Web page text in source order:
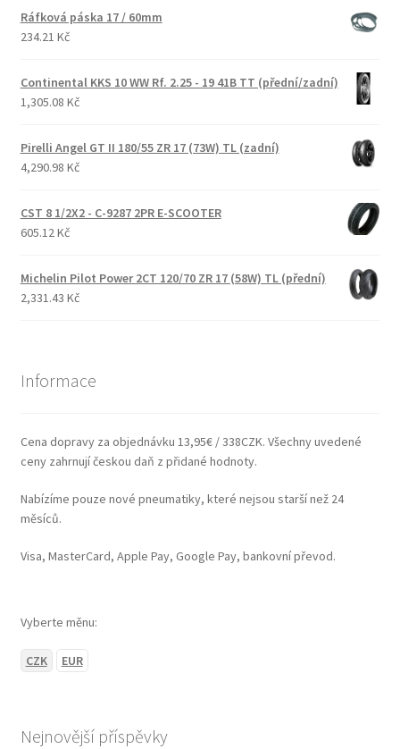
Ráfková páska 17 / 60mm
234.21 Kč
Continental KKS 10 WW Rf. 2.25 - 19 41B TT (přední/zadní)
1,305.08 Kč
Pirelli Angel GT II 180/55 ZR 17 (73W) TL (zadní)
4,290.98 Kč
CST 8 1/2X2 - C-9287 2PR E-SCOOTER
605.12 Kč
Michelin Pilot Power 2CT 120/70 ZR 17 (58W) TL (přední)
2,331.43 Kč
Informace
Cena dopravy za objednávku 13,95€ / 338CZK. Všechny uvedené
ceny zahrnují českou daň z přidané hodnoty.
Nabízíme pouze nové pneumatiky, které nejsou starší než 24
měsíců.
Visa, MasterCard, Apple Pay, Google Pay, bankovní převod.
Vyberte měnu:
CZK EUR
Nejnovější příspěvky